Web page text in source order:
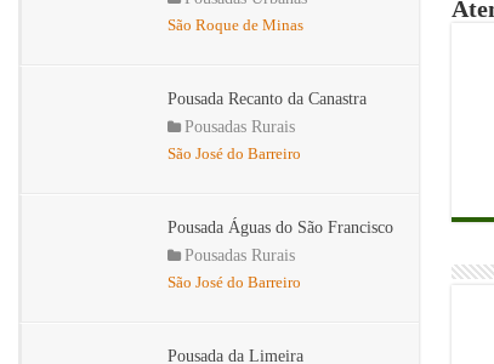
São Roque de Minas
Pousada Recanto da Canastra
Pousadas Rurais
São José do Barreiro
Pousada Águas do São Francisco
Pousadas Rurais
São José do Barreiro
Pousada da Limeira